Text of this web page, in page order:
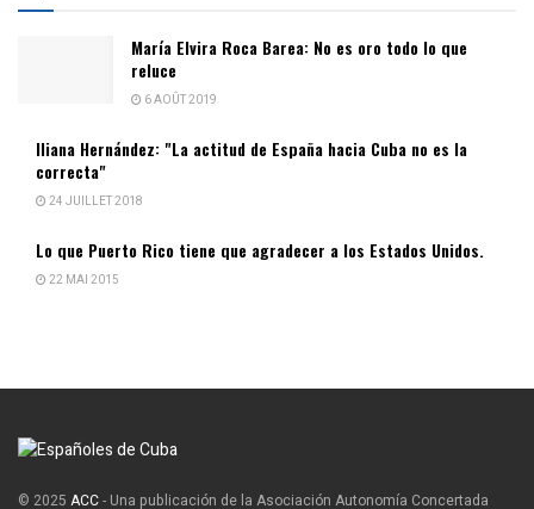
María Elvira Roca Barea: No es oro todo lo que
reluce
6 AOÛT 2019
Iliana Hernández: "La actitud de España hacia Cuba no es la
correcta"
24 JUILLET 2018
Lo que Puerto Rico tiene que agradecer a los Estados Unidos.
22 MAI 2015
© 2025 ACC- Una publicación de la Asociación Autonomía Concertada